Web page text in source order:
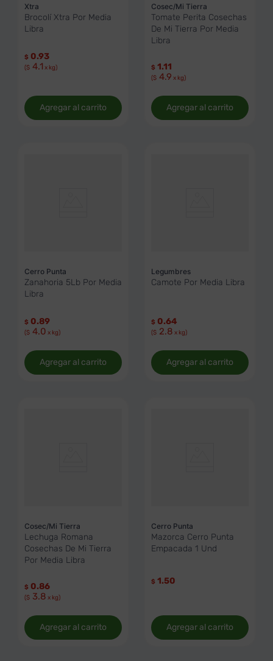
Xtra
Brocolí Xtra Por Media
Libra
$ 0.93
($ 4.1 x kg)
Agregar al carrito
Cosec/Mi Tierra
Tomate Perita Cosechas
De Mi Tierra Por Media
Libra
$ 1.11
($ 4.9 x kg)
Agregar al carrito
Cerro Punta
Zanahoria 5Lb Por Media
Libra
$ 0.89
($ 4.0 x kg)
Agregar al carrito
Legumbres
Camote Por Media Libra
$ 0.64
($ 2.8 x kg)
Agregar al carrito
Cosec/Mi Tierra
Lechuga Romana
Cosechas De Mi Tierra
Por Media Libra
$ 0.86
($ 3.8 x kg)
Agregar al carrito
Cerro Punta
Mazorca Cerro Punta
Empacada 1 Und
$ 1.50
Agregar al carrito